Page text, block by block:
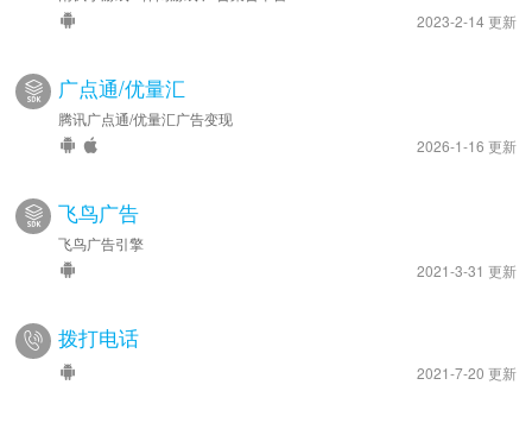
2023-2-14 更新
广点通/优量汇
腾讯广点通/优量汇广告变现
2026-1-16 更新
飞鸟广告
飞鸟广告引擎
2021-3-31 更新
拨打电话
2021-7-20 更新